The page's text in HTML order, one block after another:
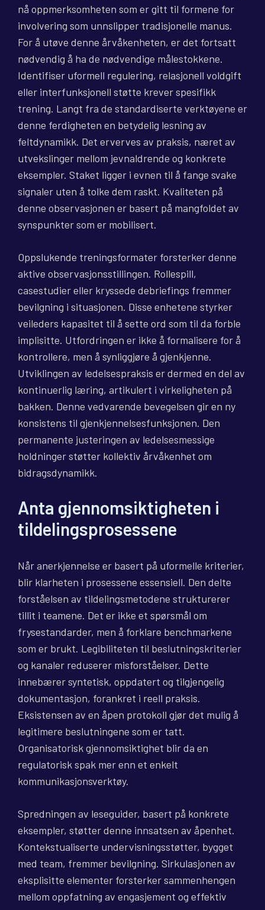
nå oppmerksomheten som er gitt til formene for
involvering som unnslipper tradisjonelle manus.
For å utøve denne årvåkenheten, er det fortsatt
nødvendig å ha de nødvendige målestokkene.
Identifiser uformell regulering, relasjonell voldgift
eller interfunksjonell støtte krever spesifikk
trening. Langt fra de standardiserte verktøyene er
denne ferdigheten en betydelig lesning av
feltdynamikk. Det erverves av praksis, næret av
utvekslinger mellom jevnaldrende og konkrete
eksempler. Staket ligger i evnen til å fange svake
signaler uten å tolke dem raskt. Kvaliteten på
denne observasjonen er basert på mangfoldet av
synspunkter som er mobilisert.
Oppslukende treningsformater forsterker denne
aktive observasjonsstillingen. Rollespill,
casestudier eller kryssede debriefings fremmer
bevilgning i situasjonen. Disse enhetene styrker
veileders kapasitet til å sette ord som til da forble
implisitte. Utfordringen er ikke å formalisere for å
kontrollere, men å synliggjøre å gjenkjenne.
Utviklingen av ledelsespraksis er dermed en del av
kontinuerlig læring, artikulert i virkeligheten på
bakken. Denne vedvarende bevegelsen gir en ny
konsistens til gjenkjennelsesfunksjonen. Den
permanente justeringen av ledelsesmessige
holdninger støtter kollektiv årvåkenhet om
bidragsdynamikk.
Anta gjennomsiktigheten i
tildelingsprosessene
Når anerkjennelse er basert på uformelle kriterier,
blir klarheten i prosessene essensiell. Den delte
forståelsen av tildelingsmetodene strukturerer
tillit i teamene. Det er ikke et spørsmål om
frysestandarder, men å forklare benchmarkene
som er brukt. Legibiliteten til beslutningskriterier
og kanaler reduserer misforståelser. Dette
innebærer syntetisk, oppdatert og tilgjengelig
dokumentasjon, forankret i reell praksis.
Eksistensen av en åpen protokoll gjør det mulig å
legitimere beslutningene som er tatt.
Organisatorisk gjennomsiktighet blir da en
regulatorisk spak mer enn et enkelt
kommunikasjonsverktøy.
Spredningen av leseguider, basert på konkrete
eksempler, støtter denne innsatsen av åpenhet.
Kontekstualiserte undervisningsstøtter, bygget
med team, fremmer bevilgning. Sirkulasjonen av
eksplisitte elementer forsterker sammenhengen
mellom oppfatning av engasjement og effektiv